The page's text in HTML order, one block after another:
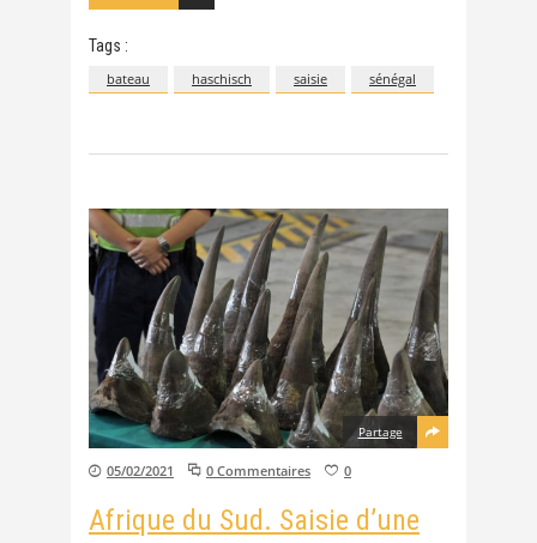
Tags :
bateau haschisch saisie sénégal
Partage
05/02/2021 0 Commentaires 0
Afrique du Sud. Saisie d’une